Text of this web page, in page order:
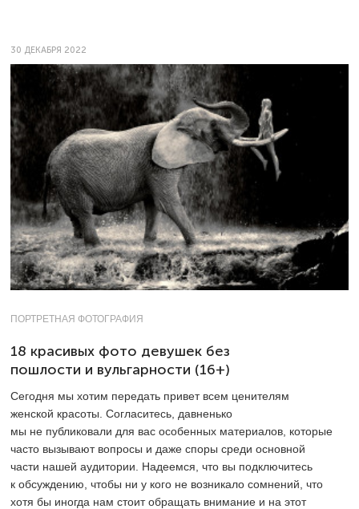
30 ДЕКАБРЯ 2022
ПОРТРЕТНАЯ ФОТОГРАФИЯ
18 красивых фото девушек без
пошлости и вульгарности (16+)
Сегодня мы хотим передать привет всем ценителям
женской красоты. Согласитесь, давненько
мы не публиковали для вас особенных материалов, которые
часто вызывают вопросы и даже споры среди основной
части нашей аудитории. Надеемся, что вы подключитесь
к обсуждению, чтобы ни у кого не возникало сомнений, что
хотя бы иногда нам стоит обращать внимание и на этот